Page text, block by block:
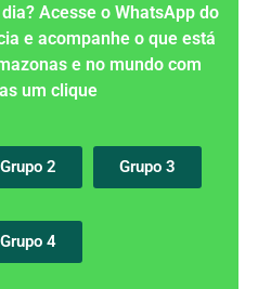
Acesse o WhatsApp do
e acompanhe o que está
e no mundo com
um clique
Grupo 2 Grupo 3
Grupo 4